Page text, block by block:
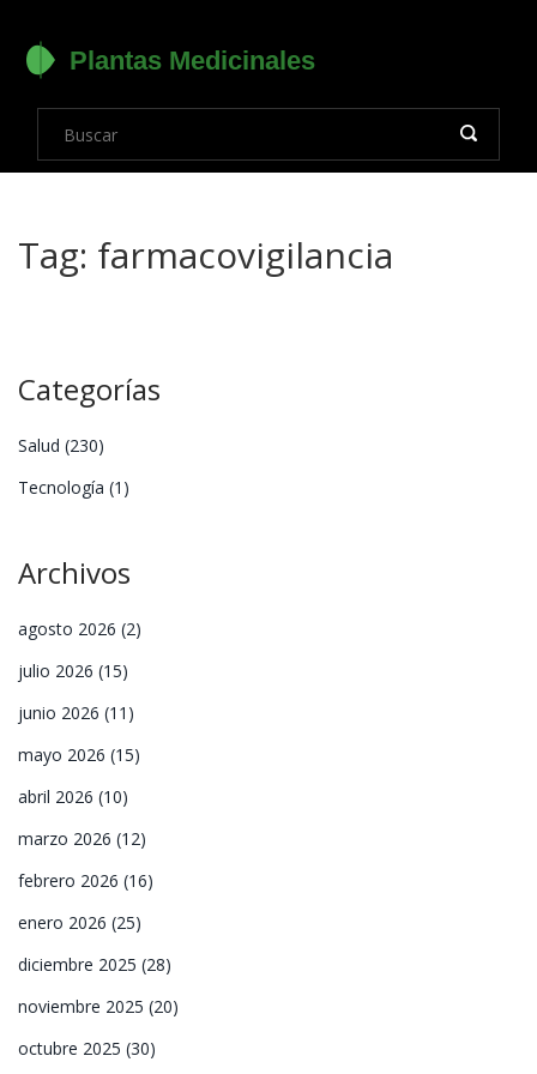
Tag: farmacovigilancia
Categorías
Salud (230)
Tecnología (1)
Archivos
agosto 2026 (2)
julio 2026 (15)
junio 2026 (11)
mayo 2026 (15)
abril 2026 (10)
marzo 2026 (12)
febrero 2026 (16)
enero 2026 (25)
diciembre 2025 (28)
noviembre 2025 (20)
octubre 2025 (30)